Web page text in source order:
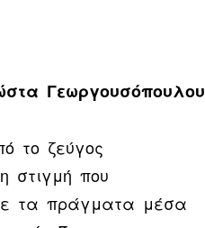
Γεωργουσόπουλου
το ζεύγος
στιγμή που
τα πράγματα μέσα